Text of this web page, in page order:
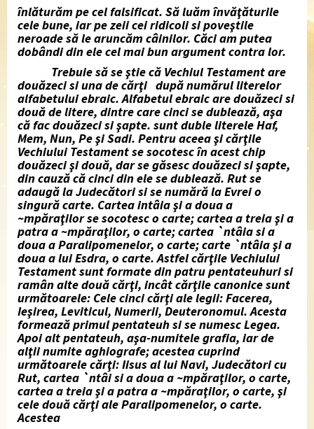
înlăturăm pe cel falsificat. Să luăm învăţăturile
cele bune, iar pe zeii cei ridicoli si poveştile
neroade să le aruncăm câinilor. Căci am putea
dobândi din ele cel mai bun argument contra lor.
Trebuie să se ştie că Vechiul Testament are
douăzeci si una de cărţi după numărul literelor
alfabetului ebraic. Alfabetul ebraic are douăzeci si
două de litere, dintre care cinci se dublează, aşa
că fac douăzeci si şapte. sunt duble literele Haf,
Mem, Nun, Pe şi Sadi. Pentru aceea şi cărţile
Vechiului Testament se socotesc în acest chip
douăzeci şi două, dar se găsesc douăzeci si şapte,
din cauză că cinci din ele se dublează. Rutse
adaugă laJudecătorisi se numără laEvreio
singură carte. Cartea intâia şi a doua a
~mpăraţilorse socotesc o carte; cartea a treia şi a
patra a~mpăraţilor, o carte; cartea `ntâia si a
doua aParalipomenelor, o carte; carte `ntâia şi a
doua a luiEsdra, o carte. Astfel cărţile Vechiului
Testament sunt formate din patru pentateuhuri si
ramân alte două cărţi, incât cărţile canonice sunt
următoarele: Cele cinci cărţi ale legii:Facerea,
Ieşirea, Leviticul, Numerii, Deuteronomul.Acesta
formează primul pentateuh si se numesc Legea.
Apoi alt pentateuh, aşa-numitele grafia, iar de
alţii numite aghiografe; acestea cuprind
următoarele cărţi:Iisus al lui Navi, Judecătoricu
Rut, cartea `ntâi si a doua a ~mpăraţilor, o carte,
cartea a treia şi a patra a ~mpăraţilor, o carte, şi
cele două cărţi aleParalipomenelor, o carte.
Acestea